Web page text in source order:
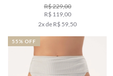
R$ 229,00
R$ 119,00
2x de R$ 59,50
55% OFF